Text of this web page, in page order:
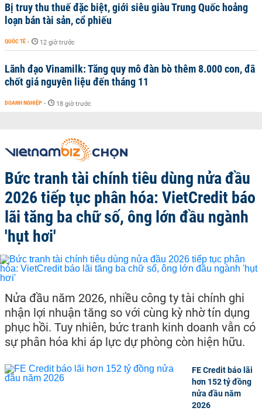
Bị truy thu thuế đặc biệt, giới siêu giàu Trung Quốc hoảng
loạn bán tài sản, cổ phiếu
QUỐC TẾ - 12 giờ trước
Lãnh đạo Vinamilk: Tăng quy mô đàn bò thêm 8.000 con, đã
chốt giá nguyên liệu đến tháng 11
DOANH NGHIỆP - 18 giờ trước
Bức tranh tài chính tiêu dùng nửa đầu
2026 tiếp tục phân hóa: VietCredit báo
lãi tăng ba chữ số, ông lớn đầu ngành
'hụt hơi'
Nửa đầu năm 2026, nhiều công ty tài chính ghi
nhận lợi nhuận tăng so với cùng kỳ nhờ tín dụng
phục hồi. Tuy nhiên, bức tranh kinh doanh vẫn có
sự phân hóa khi áp lực dự phòng còn hiện hữu.
FE Credit báo lãi
hơn 152 tỷ đồng
nửa đầu năm
2026